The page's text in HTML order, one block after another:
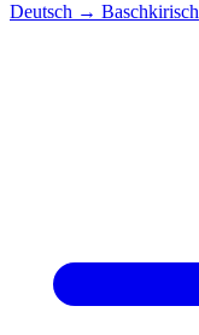
Deutsch → Baschkirisch